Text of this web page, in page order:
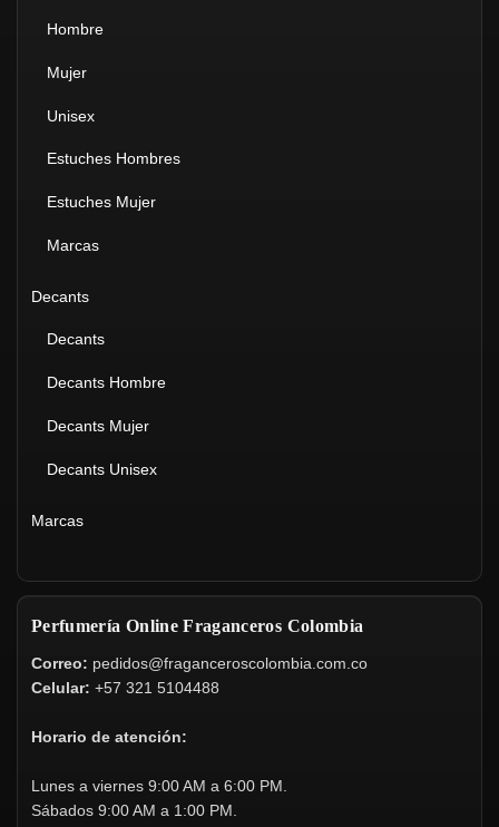
Hombre
Mujer
Unisex
Estuches Hombres
Estuches Mujer
Marcas
Decants
Decants
Decants Hombre
Decants Mujer
Decants Unisex
Marcas
Perfumería Online Fraganceros Colombia
Correo: pedidos@fraganceroscolombia.com.co
Celular: +57 321 5104488
Horario de atención:
Lunes a viernes 9:00 AM a 6:00 PM.
Sábados 9:00 AM a 1:00 PM.